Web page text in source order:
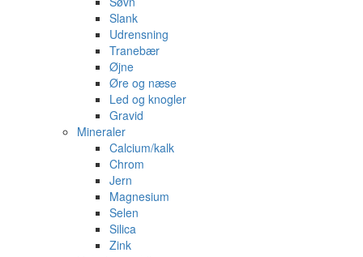
Slank
Udrensning
Tranebær
Øjne
Øre og næse
Led og knogler
Gravid
Mineraler
Calcium/kalk
Chrom
Jern
Magnesium
Selen
Silica
Zink